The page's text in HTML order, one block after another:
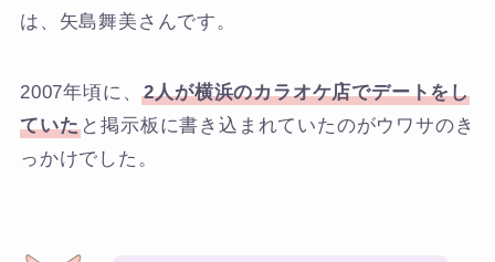
は、矢島舞美さんです。
2007年頃に、2人が横浜のカラオケ店でデートをし
ていた と掲示板に書き込まれていたのがウワサのき
っかけでした。